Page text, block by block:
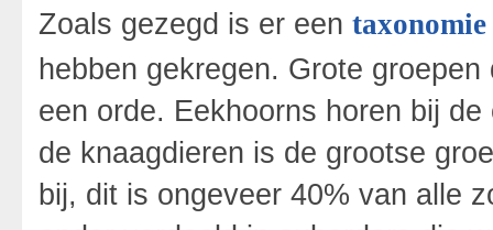
Zoals gezegd is er een taxonomie
hebben gekregen. Grote
een orde. Eekhoorns horen bij
de knaagdieren is de grootse
bij, dit is ongeveer 40% van alle